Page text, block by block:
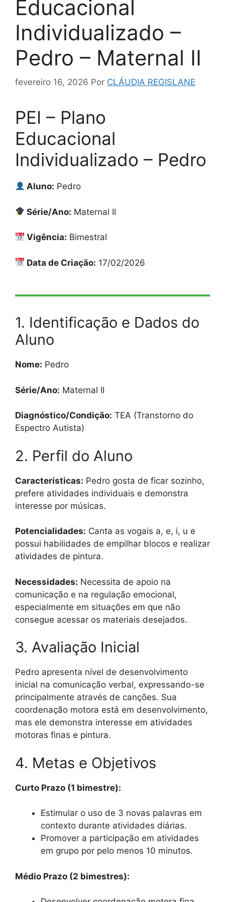
Educacional
Individualizado –
Pedro – Maternal II
fevereiro 16, 2026 Por CLÁUDIA REGISLANE
PEI – Plano
Educacional
Individualizado – Pedro
Aluno: Pedro
Série/Ano: Maternal II
Vigência: Bimestral
Data de Criação: 17/02/2026
1. Identificação e Dados do
Aluno
Nome: Pedro
Série/Ano: Maternal II
Diagnóstico/Condição: TEA (Transtorno do
Espectro Autista)
2. Perfil do Aluno
Características: Pedro gosta de ficar sozinho,
prefere atividades individuais e demonstra
interesse por músicas.
Potencialidades: Canta as vogais a, e, i, u e
possui habilidades de empilhar blocos e realizar
atividades de pintura.
Necessidades: Necessita de apoio na
comunicação e na regulação emocional,
especialmente em situações em que não
consegue acessar os materiais desejados.
3. Avaliação Inicial
Pedro apresenta nível de desenvolvimento
inicial na comunicação verbal, expressando-se
principalmente através de canções. Sua
coordenação motora está em desenvolvimento,
mas ele demonstra interesse em atividades
motoras finas e pintura.
4. Metas e Objetivos
Curto Prazo (1 bimestre):
Estimular o uso de 3 novas palavras em
contexto durante atividades diárias.
Promover a participação em atividades
em grupo por pelo menos 10 minutos.
Médio Prazo (2 bimestres):